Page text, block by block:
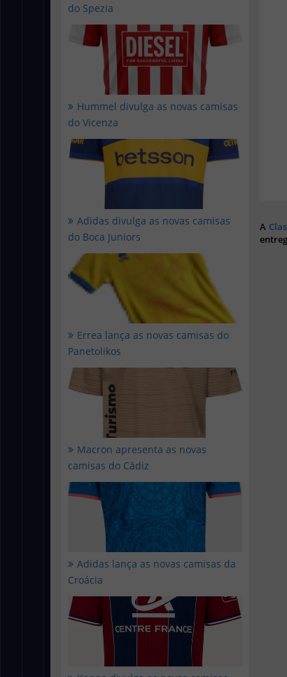
do Spezia
Hummel divulga as novas camisas
do Vicenza
Adidas divulga as novas camisas
do Boca Juniors
Errea lança as novas camisas do
Panetolikos
Macron apresenta as novas
camisas do Cádiz
Adidas lança as novas camisas da
Croácia
A